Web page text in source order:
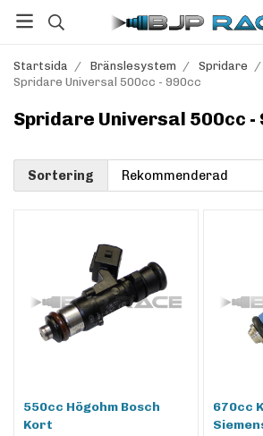
Startsida / Bränslesystem / Spridare /
Spridare Universal 500cc - 990cc
Spridare Universal 500cc -
Sortering
550cc Högohm Bosch
Kort
670cc